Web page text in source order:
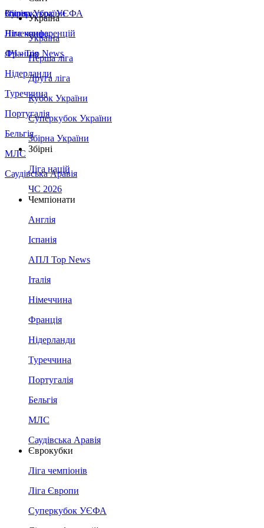
Збірна України
Італія
Німеччина
Франція
Нідерланди
Туреччина
Португалія
Бельгія
МЛС
Саудівська Аравія
Суперкубок УЄФА
Ліга конференцій
ЛЧ - Top News
Україна
Україна
Перша ліга
Друга ліга
Кубок України
Суперкубок України
Збірна України
Збірні
Ліга націй
ЧС 2026
Чемпіонати
Англія
Іспанія
АПЛ Top News
Італія
Німеччина
Франція
Нідерланди
Туреччина
Португалія
Бельгія
МЛС
Саудівська Аравія
Єврокубки
Ліга чемпіонів
Ліга Європи
Суперкубок УЄФА